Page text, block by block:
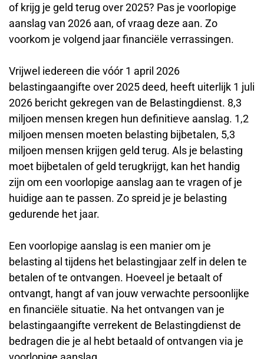
of krijg je geld terug over 2025? Pas je voorlopige
aanslag van 2026 aan, of vraag deze aan. Zo
voorkom je volgend jaar financiële verrassingen.
Vrijwel iedereen die vóór 1 april 2026
belastingaangifte over 2025 deed, heeft uiterlijk 1 juli
2026 bericht gekregen van de Belastingdienst. 8,3
miljoen mensen kregen hun definitieve aanslag. 1,2
miljoen mensen moeten belasting bijbetalen, 5,3
miljoen mensen krijgen geld terug. Als je belasting
moet bijbetalen of geld terugkrijgt, kan het handig
zijn om een voorlopige aanslag aan te vragen of je
huidige aan te passen. Zo spreid je je belasting
gedurende het jaar.
Een voorlopige aanslag is een manier om je
belasting al tijdens het belastingjaar zelf in delen te
betalen of te ontvangen. Hoeveel je betaalt of
ontvangt, hangt af van jouw verwachte persoonlijke
en financiële situatie. Na het ontvangen van je
belastingaangifte verrekent de Belastingdienst de
bedragen die je al hebt betaald of ontvangen via je